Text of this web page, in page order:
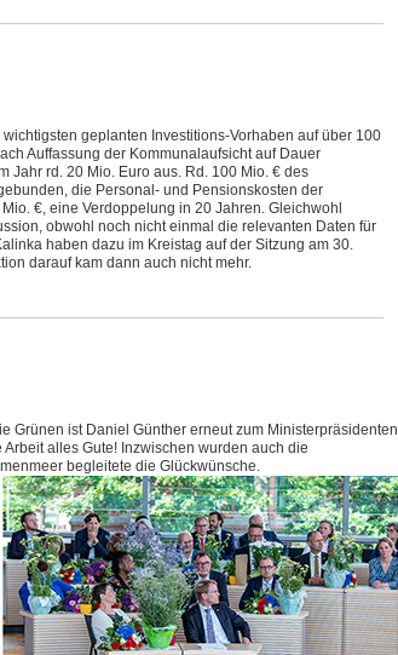
geplanten Investitions-Vorhaben auf über 100
Auffassung der Kommunalaufsicht auf Dauer
Jahr rd. 20 Mio. Euro aus. Rd. 100 Mio. € des
die Personal- und Pensionskosten der
€, eine Verdoppelung in 20 Jahren. Gleichwohl
obwohl noch nicht einmal die relevanten Daten für
haben dazu im Kreistag auf der Sitzung am 30.
darauf kam dann auch nicht mehr.
Grünen ist Daniel Günther erneut zum Ministerpräsidenten
alles Gute! Inzwischen wurden auch die
begleitete die Glückwünsche.